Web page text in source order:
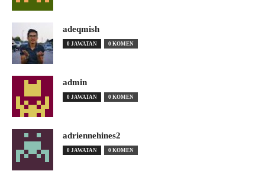
adeqmish
0 JAWATAN 0 KOMEN
admin
0 JAWATAN 0 KOMEN
adriennehines2
0 JAWATAN 0 KOMEN